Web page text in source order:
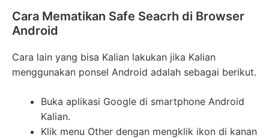
Cara Mematikan Safe Seacrh di Browser
Android
Cara lain yang bisa Kalian lakukan jika Kalian
menggunakan ponsel Android adalah sebagai berikut.
Buka aplikasi Google di smartphone Android
Kalian.
Klik menu Other dengan mengklik ikon di kanan